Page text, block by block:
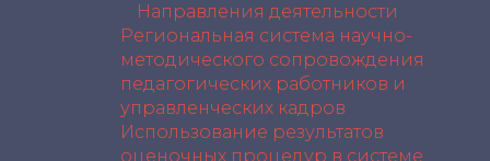
Направления деятельности
Региональная система научно-
методического сопровождения
педагогических работников и
управленческих кадров
Использование результатов
оценочных процедур в системе